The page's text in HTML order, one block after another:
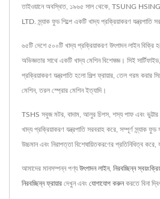
তাইওয়ানে অবস্থিত, ১৯৬৫ সাল থেকে, TSUNG
LTD. স্ন্যাক ফুড শিল্পে একটি খাদ্য প্রক্রিয়াকরণ যন্ত্রপাতি
৬৫টি দেশে ৫০০টি খাদ্য প্রক্রিয়াকরণ উৎপাদন লাইন
অভিজ্ঞতার সাথে একটি খাদ্য মেশিন বিশেষজ্ঞ। সিই
প্রক্রিয়াকরণ যন্ত্রপাতি হলো শিল্প ফ্রায়ার, তেল গরম করার
মেশিন, তরল স্প্রোর মেশিন ইত্যাদি।
TSHS সবুজ মটর, বাদাম, আলুর চিপস, শস্য পাফ এবং ভুট্টার
খাদ্য প্রক্রিয়াকরণ যন্ত্রপাতি সরবরাহ করে, সম্পূর্ণ স্ন্যাক ফুড
উচ্চমান এবং নিরাপত্তা বিশেষায়িতকরণের প্রতিনিধিত্ব
আমাদের মানসম্পন্ন পণ্য উৎপাদন লাইন, নিরবচ্ছিন্ন
নিরবচ্ছিন্ন ফ্রায়ার দেখুন এবং যোগাযোগ করুনকরতে বিনা